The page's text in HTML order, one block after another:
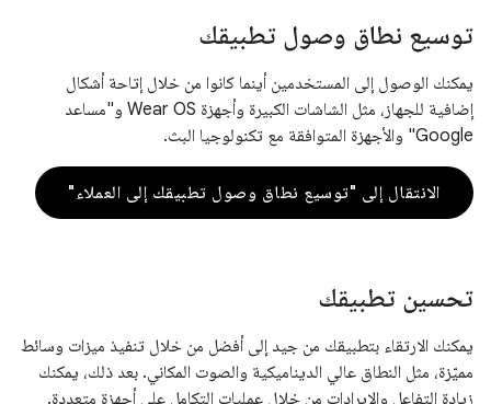
توسيع نطاق وصول تطبيقك
يمكنك الوصول إلى المستخدمين أينما كانوا من خلال إتاحة أشكال
إضافية للجهاز، مثل الشاشات الكبيرة وأجهزة Wear OS و"مساعد
Google" والأجهزة المتوافقة مع تكنولوجيا البث.
الانتقال إلى "توسيع نطاق وصول تطبيقك إلى العملاء"
تحسين تطبيقك
يمكنك الارتقاء بتطبيقك من جيد إلى أفضل من خلال تنفيذ ميزات وسائط
مميّزة، مثل النطاق عالي الديناميكية والصوت المكاني. بعد ذلك، يمكنك
زيادة التفاعل والإيرادات من خلال عمليات التكامل على أجهزة متعددة.